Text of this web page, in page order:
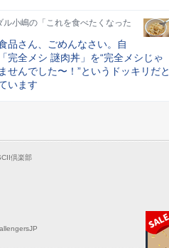
ル小嶋の「これを食べたくなった
品さん、ごめんなさい。自
完全メシ 謎肉丼」を“完全メシじゃ
せんでした〜！”というドッキリだと
います
倶楽部